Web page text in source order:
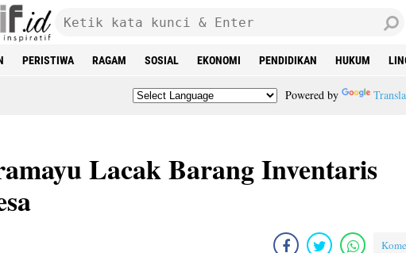
PERISTIWA RAGAM SOSIAL EKONOMI PENDIDIKAN HUKUM
Powered by
Lacak Barang Inventaris